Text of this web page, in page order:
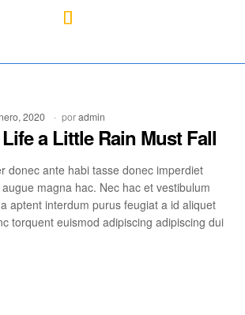
2020 poradmin
a Little Rain Must Fall
donec ante habi tasse donec imperdiet
magna hac. Nec hac et vestibulum
aptent interdum purus feugiat a id aliquet
torquent euismod adipiscing adipiscing dui